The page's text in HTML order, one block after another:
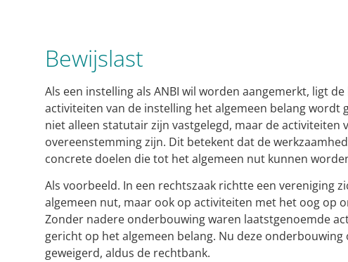
Bewijslast
Als een instelling als ANBI wil worden aangemerkt, ligt
activiteiten van de instelling het algemeen belang wordt
niet alleen statutair zijn vastgelegd, maar de activiteiten
overeenstemming zijn. Dit betekent dat de
concrete doelen die tot het algemeen nut kunnen
Als voorbeeld. In een rechtszaak richtte een vereniging
algemeen nut, maar ook op activiteiten met het oog op
Zonder nadere onderbouwing waren laatstgenoemde
gericht op het algemeen belang. Nu deze
geweigerd, aldus de rechtbank.